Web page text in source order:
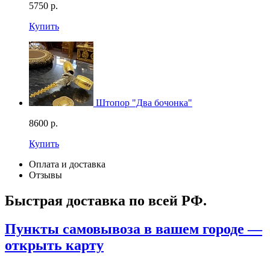
5750 р.
Купить
Штопор "Два бочонка"
8600 р.
Купить
Оплата и доставка
Отзывы
Быстрая доставка по всей РФ.
Пункты самовывоза в вашем городе —
открыть карту